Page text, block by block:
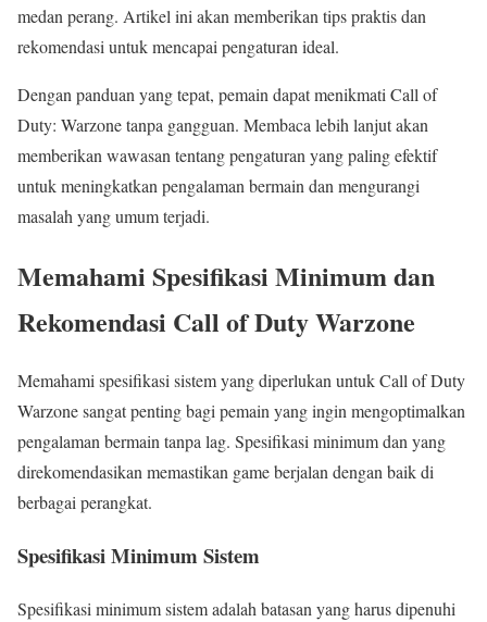
medan perang. Artikel ini akan memberikan tips praktis dan
rekomendasi untuk mencapai pengaturan ideal.
Dengan panduan yang tepat, pemain dapat menikmati Call of
Duty: Warzone tanpa gangguan. Membaca lebih lanjut akan
memberikan wawasan tentang pengaturan yang paling efektif
untuk meningkatkan pengalaman bermain dan mengurangi
masalah yang umum terjadi.
Memahami Spesifikasi Minimum dan
Rekomendasi Call of Duty Warzone
Memahami spesifikasi sistem yang diperlukan untuk Call of Duty
Warzone sangat penting bagi pemain yang ingin mengoptimalkan
pengalaman bermain tanpa lag. Spesifikasi minimum dan yang
direkomendasikan memastikan game berjalan dengan baik di
berbagai perangkat.
Spesifikasi Minimum Sistem
Spesifikasi minimum sistem adalah batasan yang harus dipenuhi